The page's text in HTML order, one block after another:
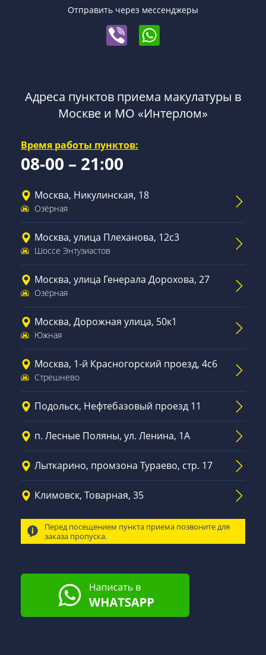
Отправить через мессенджеры
Адреса пунктов приема макулатуры в
Москве и МО «Интерлом»
Время работы пунктов:
08-00 – 21:00
Москва, Никулинская, 18
Озёрная
Москва, улица Плеханова, 12с3
Шоссе Энтузиастов
Москва, улица Генерала Дорохова, 27
Озёрная
Москва, Дорожная улица, 50к1
Южная
Москва, 1-й Красногорский проезд, 4с6
Стрешнево
Подольск, Нефтебазовый проезд 11
п. Лесные Поляны, ул. Ленина, 1А
Лыткарино, промзона Тураево, стр. 17
Климовск, Товарная, 35
Перед посещением пункта приема позвоните для
заказа пропуска.